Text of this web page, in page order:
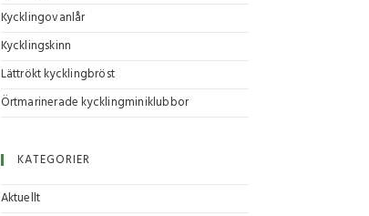
Kycklingovanlår
Kycklingskinn
Lättrökt kycklingbröst
Örtmarinerade kycklingminiklubbor
KATEGORIER
Aktuellt